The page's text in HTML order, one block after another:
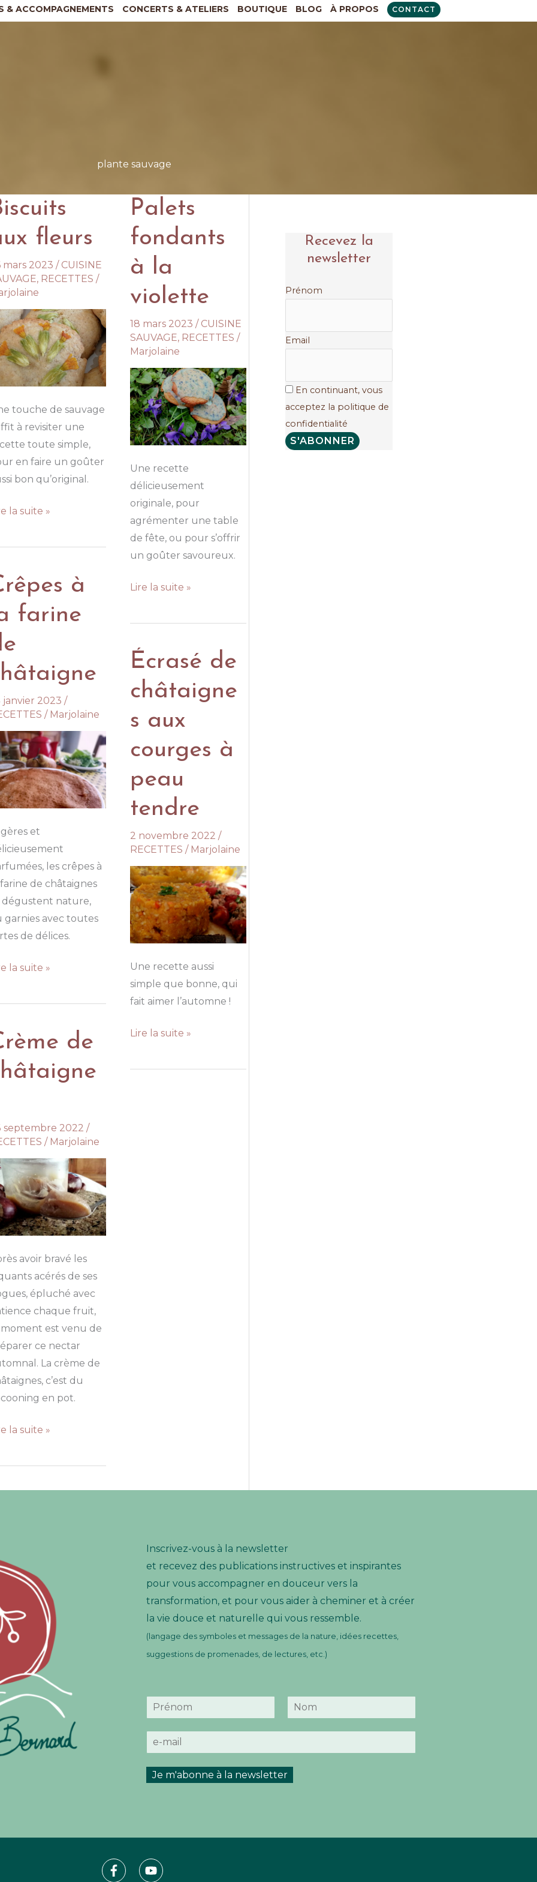
& ACCOMPAGNEMENTS CONCERTS & ATELIERS BOUTIQUE BLOG À PROPOS CONTACT
plante sauvage
fleurs
mars 2023/ CUISINE
, RECETTES /
touche de sauvage
à revisiter une
toute simple,
en faire un goûter
bon qu’original.
la suite »
Palets
fondants
à la
violette
18 mars 2023 / CUISINE
SAUVAGE, RECETTES /
Marjolaine
Une recette
délicieusement
originale, pour
agrémenter une table
de fête, ou pour s’offrir
un goûter savoureux.
Palets
à
violette
Lire la suite »
à
farine
janvier 2023/
/ Marjolaine
et
les crêpes à
farine de châtaignes
dégustent nature,
garnies avec toutes
de délices.
la suite »
Écrasé de
châtaigne
s aux
courges à
peau
tendre
2 novembre 2022 /
RECETTES / Marjolaine
Une recette aussi
simple que bonne, qui
fait aimer l’automne !
Écrasé
châtaignes
Lire la suite »
de
septembre 2022/
/ Marjolaine
avoir bravé les
acérés de ses
épluché avec
chaque fruit,
moment est venu de
ce nectar
La crème de
c’est du
en pot.
la suite »
Recevez la
newsletter
Prénom
Email
En continuant, vous
acceptez la politique de
confidentialité
Inscrivez-vous à la newsletter
et recevez des publications instructives et inspirantes
pour vous accompagner en douceur vers la
transformation, et pour vous aider à cheminer et à créer
la vie douce et naturelle qui vous ressemble.
(langage des symboles et messages de la nature, idées recettes,
suggestions de promenades, de lectures, etc.)
N
r
n
m
o
E
i
Je m'abonne à la newsletter